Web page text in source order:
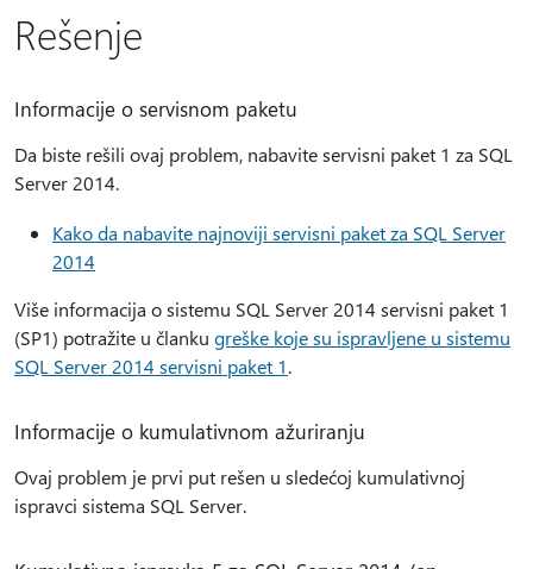
Rešenje
Informacije o servisnom paketu
Da biste rešili ovaj problem, nabavite servisni paket 1 za SQL
Server 2014.
Kako da nabavite najnoviji servisni paket za SQL Server
2014
Više informacija o sistemu SQL Server 2014 servisni paket 1
(SP1) potražite u članku greške koje su ispravljene u sistemu
SQL Server 2014 servisni paket 1.
Informacije o kumulativnom ažuriranju
Ovaj problem je prvi put rešen u sledećoj kumulativnoj
ispravci sistema SQL Server.